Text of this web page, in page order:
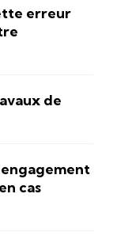
erreur
de
cas